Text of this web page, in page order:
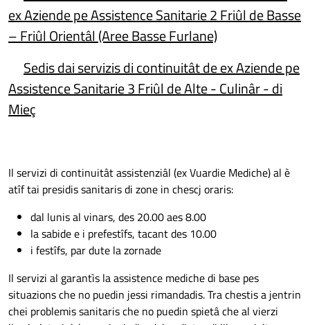
ex Aziende pe Assistence Sanitarie 2 Friûl de Basse
– Friûl Orientâl (Aree Basse Furlane)
Sedis dai servizis di continuitât de ex Aziende pe
Assistence Sanitarie 3 Friûl de Alte - Culinâr - di
Mieç
Il servizi di continuitât assistenziâl (ex Vuardie Mediche) al è
atîf tai presidis sanitaris di zone in chescj oraris:
dal lunis al vinars, des 20.00 aes 8.00
la sabide e i prefestîfs, tacant des 10.00
i festîfs, par dute la zornade
Il servizi al garantìs la assistence mediche di base pes
situazions che no puedin jessi rimandadis. Tra chestis a jentrin
chei problemis sanitaris che no puedin spietâ che al vierzi